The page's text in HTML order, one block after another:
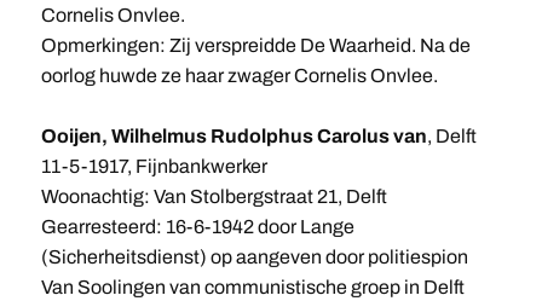
Cornelis Onvlee.
Opmerkingen: Zij verspreidde De Waarheid. Na de
oorlog huwde ze haar zwager Cornelis Onvlee.
Ooijen, Wilhelmus Rudolphus Carolus van, Delft
11-5-1917, Fijnbankwerker
Woonachtig: Van Stolbergstraat 21, Delft
Gearresteerd: 16-6-1942 door Lange
(Sicherheitsdienst) op aangeven door politiespion
Van Soolingen van communistische groep in Delft